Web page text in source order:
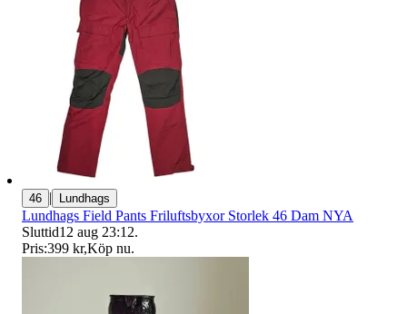
46 | Lundhags
Lundhags Field Pants Friluftsbyxor Storlek 46 Dam NYA
Sluttid12 aug 23:12.
Pris:399 kr,Köp nu.